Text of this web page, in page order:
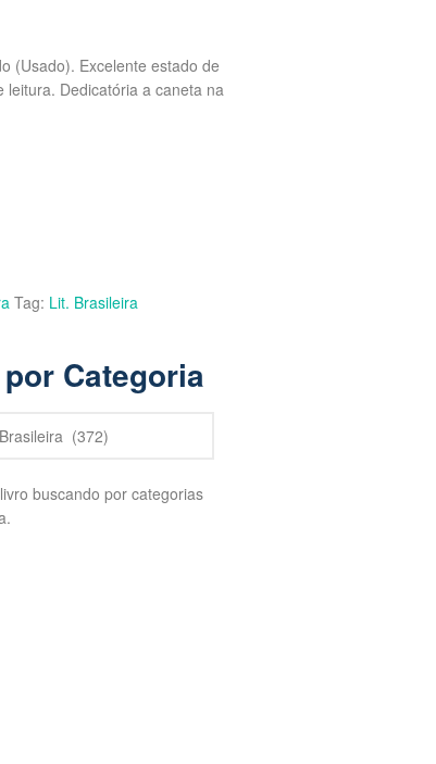
(Usado). Excelente estado de
Dedicatória a caneta na
Tag: Lit. Brasileira
Categoria
buscando por categorias